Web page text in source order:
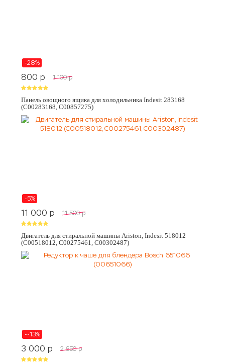
-28%
800 p 1 100 p
Панель овощного ящика для холодильника Indesit 283168
(C00283168, C00857275)
-5%
11 000 p 11 500 p
Двигатель для стиральной машины Ariston, Indesit 518012
(C00518012, C00275461, C00302487)
--13%
3 000 p 2 650 p